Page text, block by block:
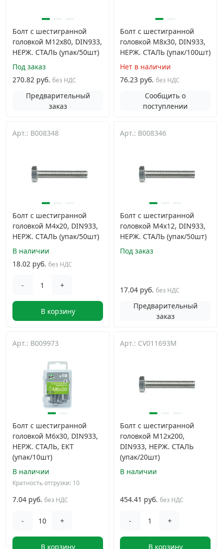
Болт с шестигранной
головкой M12х80, DIN933,
НЕРЖ. СТАЛЬ (упак/50шт)
Под заказ
270.82 руб. без НДС
Предварительный
заказ
Болт с шестигранной
головкой M8х30, DIN933,
НЕРЖ. СТАЛЬ (упак/100шт)
Нет в наличии
76.23 руб. без НДС
Сообщить о
поступлении
Арт.: B008348
Болт с шестигранной
головкой M4х20, DIN933,
НЕРЖ. СТАЛЬ (упак/50шт)
В наличии
18.02 руб. без НДС
- +
В корзину
Арт.: B008346
Болт с шестигранной
головкой M4х12, DIN933,
НЕРЖ. СТАЛЬ (упак/50шт)
Под заказ
17.04 руб. без НДС
Предварительный
заказ
Арт.: B009973
Болт с шестигранной
головкой M6х30, DIN933,
НЕРЖ. СТАЛЬ, ЕКТ
(упак/10шт)
В наличии
Кратность отгрузки: 10
7.04 руб. без НДС
- +
В корзину
Арт.: CV011693M
Болт с шестигранной
головкой M12х200,
DIN933, НЕРЖ. СТАЛЬ
(упак/20шт)
В наличии
454.41 руб. без НДС
- +
В корзину